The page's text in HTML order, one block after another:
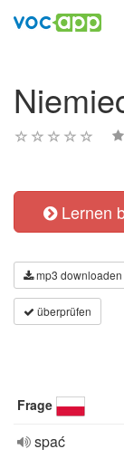
Lernen
mp3 downloaden
überprüfen
Frage
spać